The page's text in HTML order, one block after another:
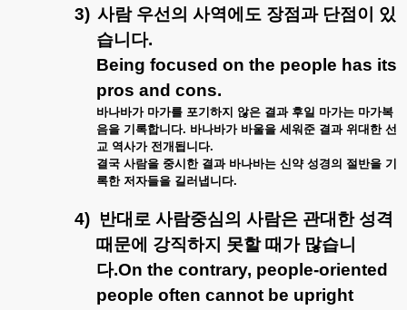
3) 사람 우선의 사역에도 장점과 단점이
있
습니다.
Being focused on the people has its
pros and cons.
바나바가 마가를 포기하지 않은 결과 후일 마가는 마가복
음을 기록합니다. 바나바가 바울을 세워준 결과 위대한 선
교 역사가 전개됩니다.
결국 사람을 중시한 결과 바나바는 신약 성경의 절반을 기
록한 저자들을 길러냅니다.
4) 반대로 사람중심의 사람은 관대한 성격
때문에
강직하지 못할 때가 많습니
다.On the contrary, people-oriented
people often cannot be upright